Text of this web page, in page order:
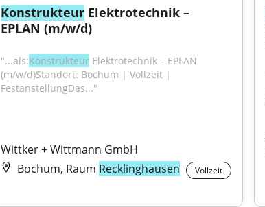
Konstrukteur Elektrotechnik –
EPLAN (m/w/d)
"...als:Konstrukteur Elektrotechnik – EPLAN
(m/w/d)Standort: Bochum | Vollzeit |
FestanstellungDas..."
Wittker + Wittmann GmbH
Bochum, Raum Recklinghausen Vollzeit